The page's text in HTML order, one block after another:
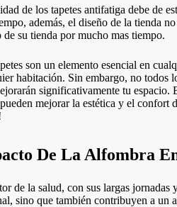
de los tapetes antifatiga debe de
además, el diseño de la tienda
de su tienda por mucho mas tiempo.
son un elemento esencial en
habitación. Sin embargo, no todos
significativamente tu espacio.
mejorar la estética y el confort
De La Alfombra
de la salud, con sus largas
sino que también contribuyen a un